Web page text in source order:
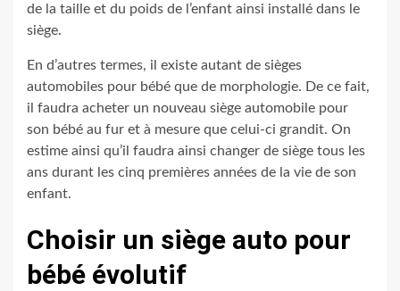
de la taille et du poids de l’enfant ainsi installé dans le
siège.
En d’autres termes, il existe autant de sièges
automobiles pour bébé que de morphologie. De ce fait,
il faudra acheter un nouveau siège automobile pour
son bébé au fur et à mesure que celui-ci grandit. On
estime ainsi qu’il faudra ainsi changer de siège tous les
ans durant les cinq premières années de la vie de son
enfant.
Choisir un siège auto pour
bébé évolutif